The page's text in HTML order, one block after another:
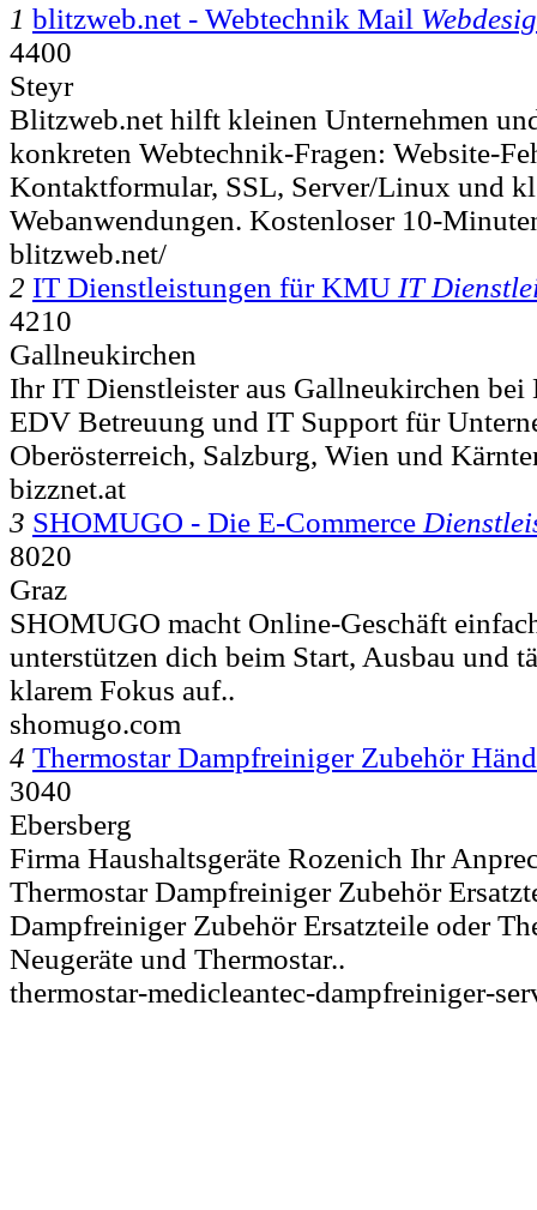
1 blitzweb.net - Webtechnik Mail
4400
Steyr
Blitzweb.net hilft kleinen Unternehmen
konkreten Webtechnik-Fragen: Website-
Kontaktformular, SSL, Server/Linux und
Webanwendungen. Kostenloser 10-
blitzweb.net/
2 IT Dienstleistungen für KMU IT
4210
Gallneukirchen
Ihr IT Dienstleister aus Gallneukirchen bei
EDV Betreuung und IT Support für
Oberösterreich, Salzburg, Wien und
bizznet.at
3 SHOMUGO - Die E-Commerce
8020
Graz
SHOMUGO macht Online-Geschäft
unterstützen dich beim Start, Ausbau und
klarem Fokus auf..
shomugo.com
4 Thermostar Dampfreiniger Zubehör
3040
Ebersberg
Firma Haushaltsgeräte Rozenich Ihr
Thermostar Dampfreiniger Zubehör
Dampfreiniger Zubehör Ersatzteile oder
Neugeräte und Thermostar..
thermostar-medicleantec-dampfreiniger-